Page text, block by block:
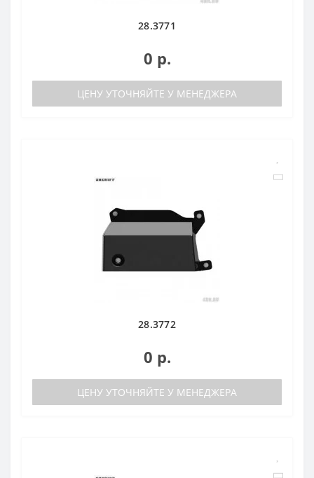
28.3771
0 р.
ЦЕНУ УТОЧНЯЙТЕ У МЕНЕДЖЕРА
28.3772
0 р.
ЦЕНУ УТОЧНЯЙТЕ У МЕНЕДЖЕРА